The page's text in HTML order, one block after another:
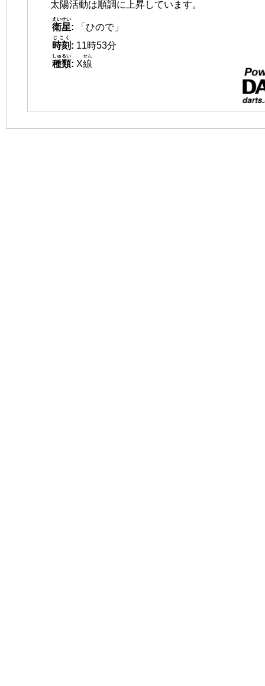
太陽活動は順調に上昇しています。
衛星
えいせい
:
「ひので」
時刻
じこく
: 11時53分
種類
しゅるい
: X線
せん